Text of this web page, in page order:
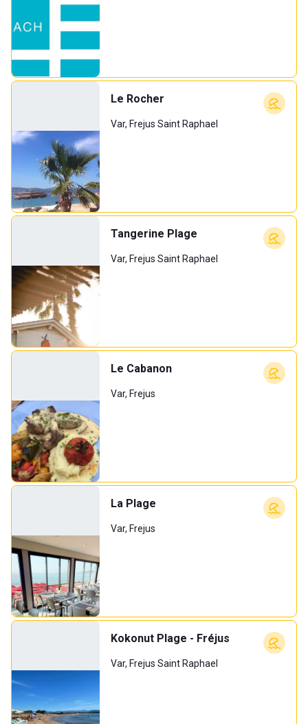
Le Rocher
Var, Frejus Saint Raphael
Tangerine Plage
Var, Frejus Saint Raphael
Le Cabanon
Var, Frejus
La Plage
Var, Frejus
Kokonut Plage - Fréjus
Var, Frejus Saint Raphael